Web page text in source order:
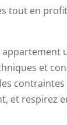
tout en
et
et respirez